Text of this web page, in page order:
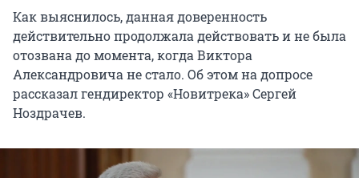
Как выяснилось, данная доверенность
действительно продолжала действовать и не была
отозвана до момента, когда Виктора
Александровича не стало. Об этом на допросе
рассказал гендиректор «Новитрека» Сергей
Ноздрачев.